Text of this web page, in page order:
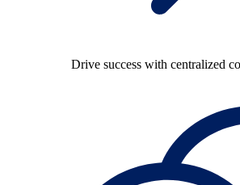
Drive success with centralized